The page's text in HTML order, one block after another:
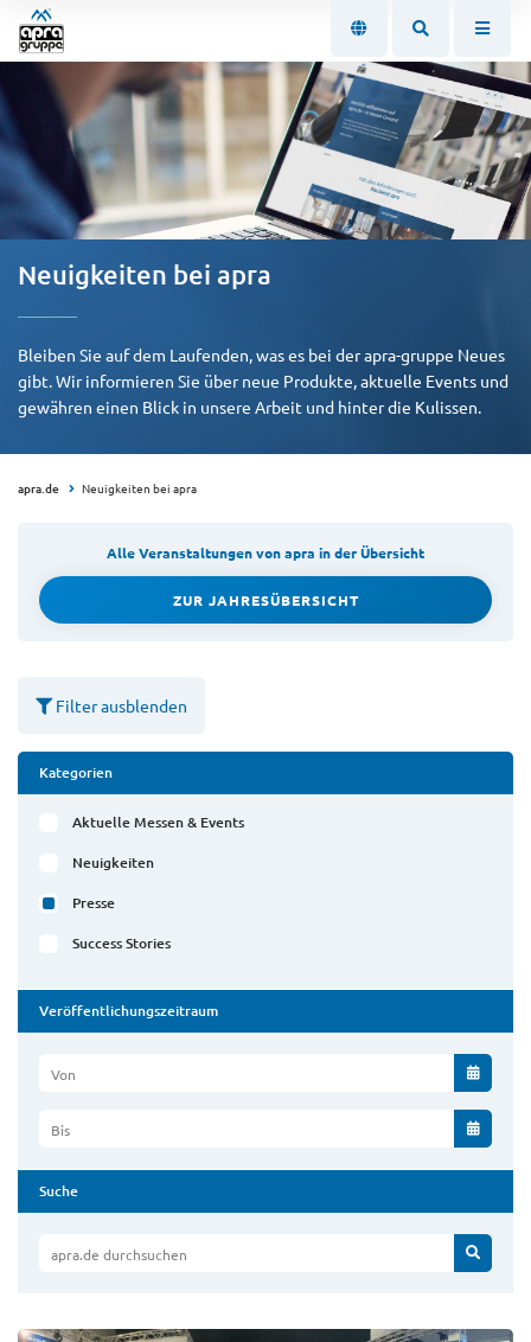
Neuigkeiten bei apra
Bleiben Sie auf dem Laufenden, was es bei der apra-gruppe Neues
gibt. Wir informieren Sie über neue Produkte, aktuelle Events und
gewähren einen Blick in unsere Arbeit und hinter die Kulissen.
apra.de Neuigkeiten bei apra
Alle Veranstaltungen von apra in der Übersicht
ZUR JAHRESÜBERSICHT
Filter ausblenden
Kategorien
Aktuelle Messen & Events
Neuigkeiten
Presse
Success Stories
Veröffentlichungszeitraum
Von
Bis
Suche
apra.de durchsuchen